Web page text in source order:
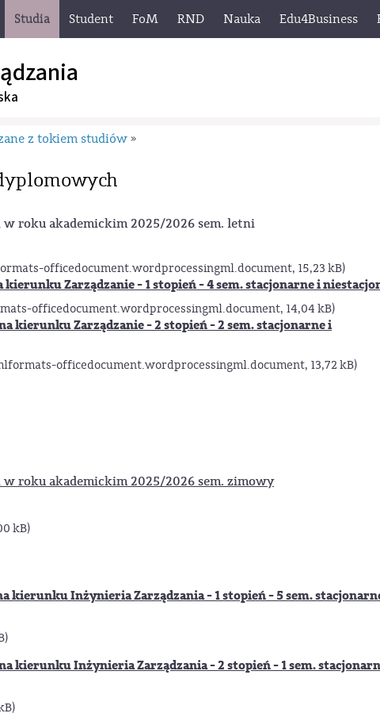
Studia Student FoM RND Nauka Edu4Business
z tokiem studiów »
roku akademickim 2025/2026 sem. letni
officedocument.wordprocessingml.document, 15,23 kB)
Zarządzanie - 1 stopień - 4 sem. stacjonarne i
officedocument.wordprocessingml.document, 14,04 kB)
kierunku Zarządzanie - 2 stopień - 2 sem. stacjonarne i
officedocument.wordprocessingml.document, 13,72 kB)
roku akademickim 2025/2026 sem. zimowy
kB)
Inżynieria Zarządzania - 1 stopień - 5 sem.
kierunku Inżynieria Zarządzania - 2 stopień - 1 sem.